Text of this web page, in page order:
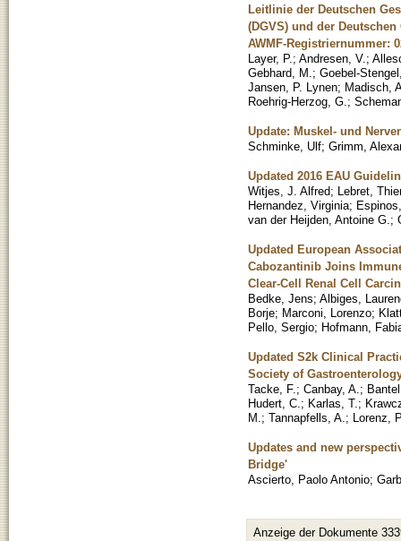
Leitlinie der Deutschen
(DGVS) und der
AWMF-Registriernummer:
Layer, P. ; Andresen, V. ;
Gebhard, M. ; Goebel-
Jansen, P. Lynen; Madisch,
Roehrig-Herzog, G. ;
Update: Muskel- und
Schminke, Ulf; Grimm,
Updated 2016 EAU
Witjes, J. Alfred; Lebret,
Hernandez, Virginia;
van der Heijden, Antoine G. ;
Updated European
Cabozantinib Joins
Clear-Cell Renal Cell
Bedke, Jens; Albiges,
Borje; Marconi, Lorenzo;
Pello, Sergio; Hofmann,
Updated S2k Clinical
Society of
Tacke, F. ; Canbay, A. ;
Hudert, C. ; Karlas, T. ;
M. ; Tannapfells, A. ; Lorenz,
Updates and new
Bridge'
Ascierto, Paolo Antonio;
Anzeige der Dokumente